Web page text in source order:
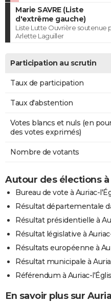
Marie SAVRE (Liste
d'extrême gauche)
Liste Lutte Ouvrière soutenue
Arlette Laguiller
Participation au scrutin
Taux de participation
Taux d'abstention
Votes blancs et nuls (en
des votes exprimés)
Nombre de votants
Autour des élections
Bureau de vote à Auriac-
Résultat départementale
Résultat présidentielle à
Résultat législative à
Résultats européenne à
Résultat municipale à
Référendum à Auriac-
En savoir plus sur